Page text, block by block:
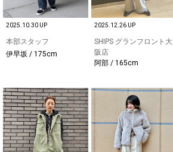
2025.10.30 UP
本部スタッフ
伊早坂 / 175cm
2025.12.26 UP
SHIPS グランフロント大
阪店
阿部 / 165cm